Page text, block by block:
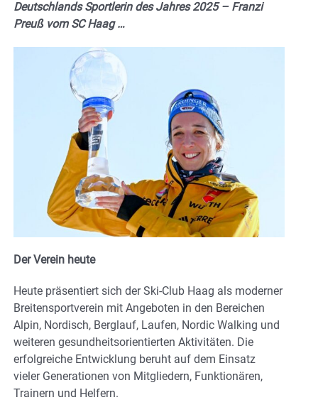
Deutschlands Sportlerin des Jahres 2025 – Franzi
Preuß vom SC Haag …
Der Verein heute
Heute präsentiert sich der Ski-Club Haag als moderner
Breitensportverein mit Angeboten in den Bereichen
Alpin, Nordisch, Berglauf, Laufen, Nordic Walking und
weiteren gesundheitsorientierten Aktivitäten. Die
erfolgreiche Entwicklung beruht auf dem Einsatz
vieler Generationen von Mitgliedern, Funktionären,
Trainern und Helfern.